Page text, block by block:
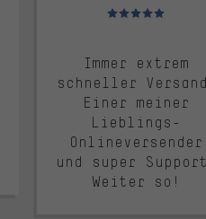
Bewertungen: 5 von 5
Immer extrem
schneller
Einer meiner
Lieblings-
Onlineversender
und super
Weiter so!